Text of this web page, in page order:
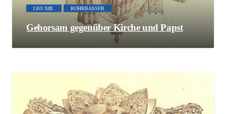
LEO XIII. ROHRBASSER
Gehorsam gegenüber Kirche und Papst